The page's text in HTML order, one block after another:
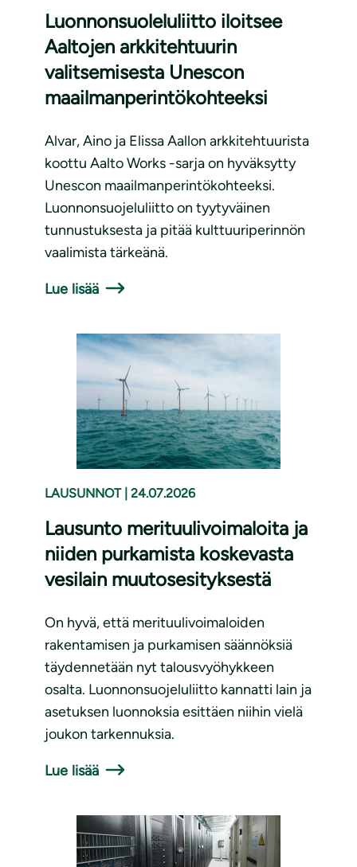
Luonnonsuoleluliitto iloitsee
Aaltojen arkkitehtuurin
valitsemisesta Unescon
maailmanperintökohteeksi
Alvar, Aino ja Elissa Aallon arkkitehtuurista
koottu Aalto Works -sarja on hyväksytty
Unescon maailmanperintökohteeksi.
Luonnonsuojeluliitto on tyytyväinen
tunnustuksesta ja pitää kulttuuriperinnön
vaalimista tärkeänä.
Lue lisää
LAUSUNNOT 24.07.2026
Lausunto merituulivoimaloita ja
niiden purkamista koskevasta
vesilain muutosesityksestä
On hyvä, että merituulivoimaloiden
rakentamisen ja purkamisen säännöksiä
täydennetään nyt talousvyöhykkeen
osalta. Luonnonsuojeluliitto kannatti lain ja
asetuksen luonnoksia esittäen niihin vielä
joukon tarkennuksia.
Lue lisää